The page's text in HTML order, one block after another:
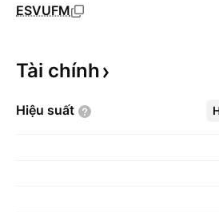
ESVUFM
Tài chính
Hiệu suất